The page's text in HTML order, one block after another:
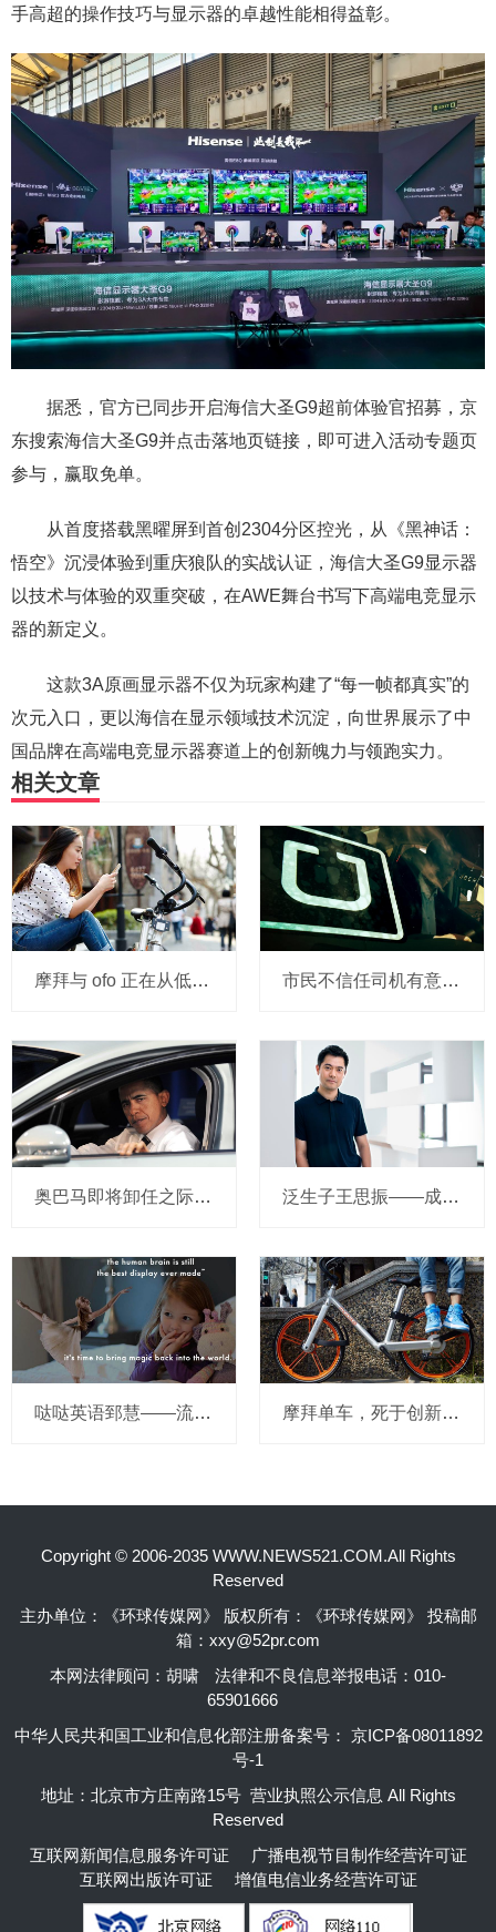
手高超的操作技巧与显示器的卓越性能相得益彰。
据悉，官方已同步开启海信大圣G9超前体验官招募，京
东搜索海信大圣G9并点击落地页链接，即可进入活动专题页
参与，赢取免单。
从首度搭载黑曜屏到首创2304分区控光，从《黑神话：
悟空》沉浸体验到重庆狼队的实战认证，海信大圣G9显示器
以技术与体验的双重突破，在AWE舞台书写下高端电竞显示
器的新定义。
这款3A原画显示器不仅为玩家构建了“每一帧都真实”的
次元入口，更以海信在显示领域技术沉淀，向世界展示了中
国品牌在高端电竞显示器赛道上的创新魄力与领跑实力。
相关文章
摩拜与 ofo 正在从低端出发颠覆滴滴？三家的机会与风险 市民不信任司机有意见，Uber的匹兹堡自动驾驶路试难度不小，路况也来捣乱
奥巴马即将卸任之际，要让无人驾驶汽车合法化？ 泛生子王思振——成立两年，融资数亿，基因检测如何帮助人类战胜癌症？
哒哒英语郅慧——流量这杯毒酒，你还喝吗？ 摩拜单车，死于创新的一百万种方式
Copyright © 2006-2035 WWW.NEWS521.COM.All Rights
Reserved
主办单位：《环球传媒网》 版权所有：《环球传媒网》 投稿邮
箱：xxy@52pr.com
本网法律顾问：胡啸
法律和不良信息举报电话：010-
65901666
中华人民共和国工业和信息化部注册备案号： 京ICP备08011892
号-1
地址：北京市方庄南路15号 营业执照公示信息 All Rights
Reserved
互联网新闻信息服务许可证
广播电视节目制作经营许可证
互联网出版许可证
增值电信业务经营许可证